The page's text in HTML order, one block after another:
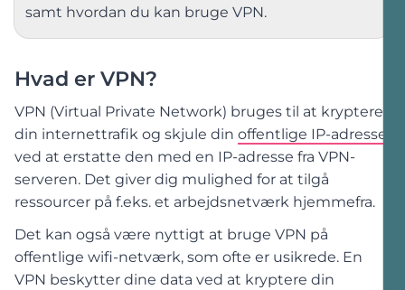
samt hvordan du kan bruge VPN.
Hvad er VPN?
VPN (Virtual Private Network) bruges til at kryptere
din internettrafik og skjule din offentlige IP-adresse
ved at erstatte den med en IP-adresse fra VPN-
serveren. Det giver dig mulighed for at tilgå
ressourcer på f.eks. et arbejdsnetværk hjemmefra.
Det kan også være nyttigt at bruge VPN på
offentlige wifi-netværk, som ofte er usikrede. En
VPN beskytter dine data ved at kryptere din